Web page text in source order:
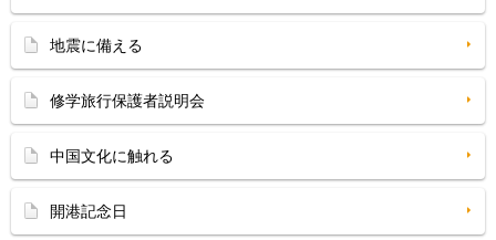
地震に備える
修学旅行保護者説明会
中国文化に触れる
開港記念日